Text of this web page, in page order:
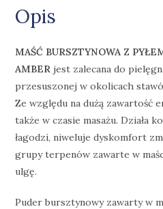
Opis
MAŚĆ BURSZTYNOWA Z
AMBER jest zalecana do
przesuszonej w okolicach
Ze względu na dużą zawartość
także w czasie masażu. Działa
łagodzi, niweluje dyskomfort
grupy terpenów zawarte w
ulgę.
Puder bursztynowy zawarty w